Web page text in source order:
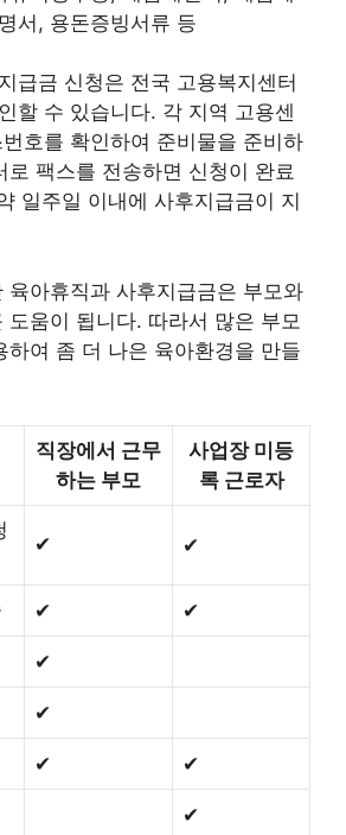
서, 용돈증빙서류 등
급금 신청은 전국 고용복지센터
할 수 있습니다. 각 지역 고용센
호를 확인하여 준비물을 준비하
로 팩스를 전송하면 신청이 완료
일주일 이내에 사후지급금이 지
육아휴직과 사후지급금은 부모와
도움이 됩니다. 따라서 많은 부모
하여 좀 더 나은 육아환경을 만들
직장에서 근무
하는 부모
사업장 미등
록 근로자
✔︎ ✔︎
✔︎ ✔︎
✔︎
✔︎
✔︎ ✔︎
✔︎